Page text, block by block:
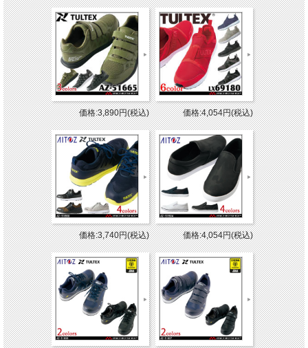
価格:3,890円(税込) 価格:4,054円(税込)
価格:3,740円(税込) 価格:4,054円(税込)